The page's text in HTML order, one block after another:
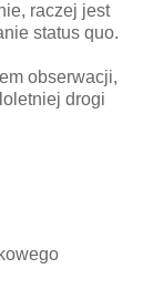
raczej jest
status quo.
obserwacji,
drogi